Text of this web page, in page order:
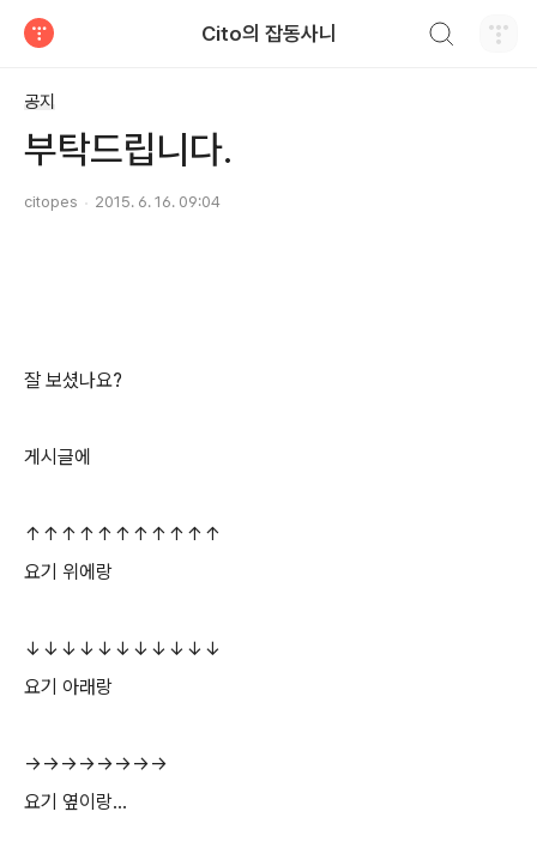
Cito의 잡동사니
공지
부탁드립니다.
citopes 2015. 6. 16. 09:04
잘 보셨나요?
게시글에
↑ ↑ ↑ ↑ ↑ ↑ ↑ ↑ ↑ ↑ ↑
요기 위에랑
↓ ↓ ↓ ↓ ↓ ↓ ↓ ↓ ↓ ↓ ↓
요기 아래랑
→→→→→→→→
요기 옆이랑...